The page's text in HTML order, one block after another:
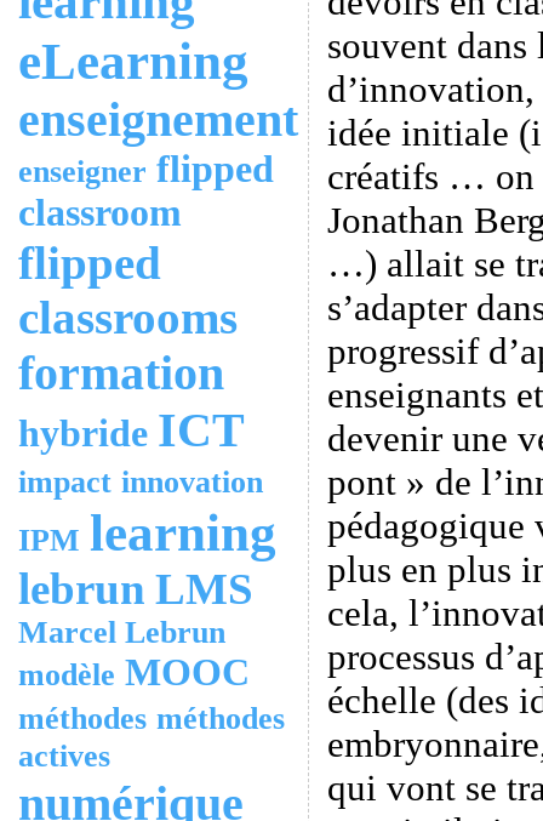
eLearning
enseignement
enseigner flipped
classroom
flipped
classrooms
formation
hybride ICT
impact innovation
IPM learning
lebrun LMS
Marcel Lebrun
modèle MOOC
méthodes méthodes
actives
numérique
souvent dans
idée initiale
créatifs … on
Jonathan
…) allait se
s’adapter
progressif
enseignants
devenir une
pont » de
pédagogique
plus en plus
cela,
processus
échelle (des
qui vont se